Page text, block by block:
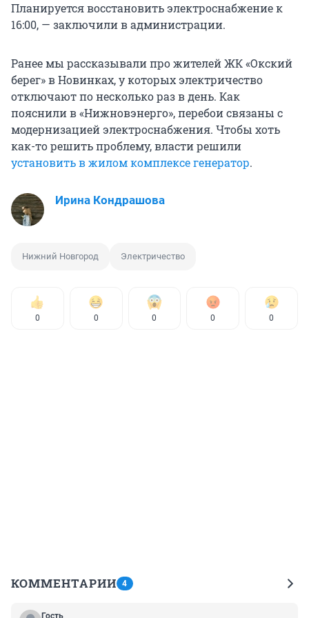
Планируется восстановить электроснабжение к
16:00, — заключили в администрации.
Ранее мы рассказывали про жителей ЖК «Окский
берег» в Новинках, у которых электричество
отключают по несколько раз в день. Как
пояснили в «Нижновэнерго», перебои связаны с
модернизацией электроснабжения. Чтобы хоть
как-то решить проблему, власти решили
установить в жилом комплексе генератор.
Ирина Кондрашова
Нижний Новгород Электричество
0 0 0 0 0
КОММЕНТАРИИ 4